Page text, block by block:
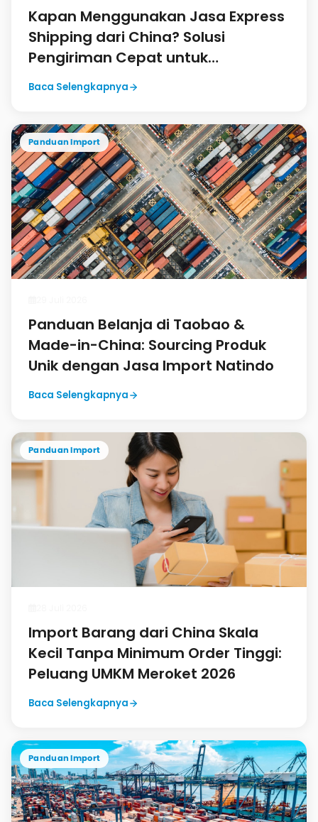
Kapan Menggunakan Jasa Express
Shipping dari China? Solusi
Pengiriman Cepat untuk
Kebutuhan Mendesak
Baca Selengkapnya
Panduan Import
Panduan Belanja di Taobao &
Made-in-China: Sourcing Produk
Unik dengan Jasa Import Natindo
Baca Selengkapnya
Panduan Import
Import Barang dari China Skala
Kecil Tanpa Minimum Order Tinggi:
Peluang UMKM Meroket 2026
Baca Selengkapnya
Panduan Import